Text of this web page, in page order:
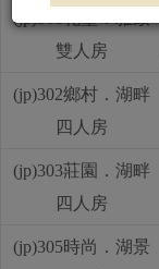
(jp)301花墨．雅致
雙人房
(jp)302鄉村．湖畔
四人房
(jp)303莊園．湖畔
四人房
(jp)305時尚．湖景